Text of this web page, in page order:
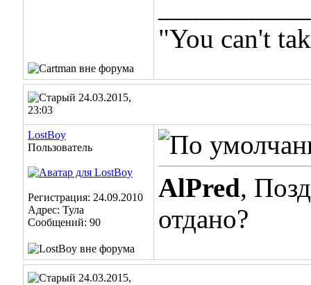
"You can't
24.03.2015,
23:03
LostBoy
Пользователь
Регистрация: 24.09.2010
Адрес: Тула
Сообщений: 90
AlPred,
отдано?
24.03.2015,